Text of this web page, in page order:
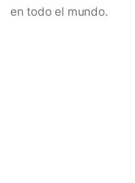
en todo el mundo.